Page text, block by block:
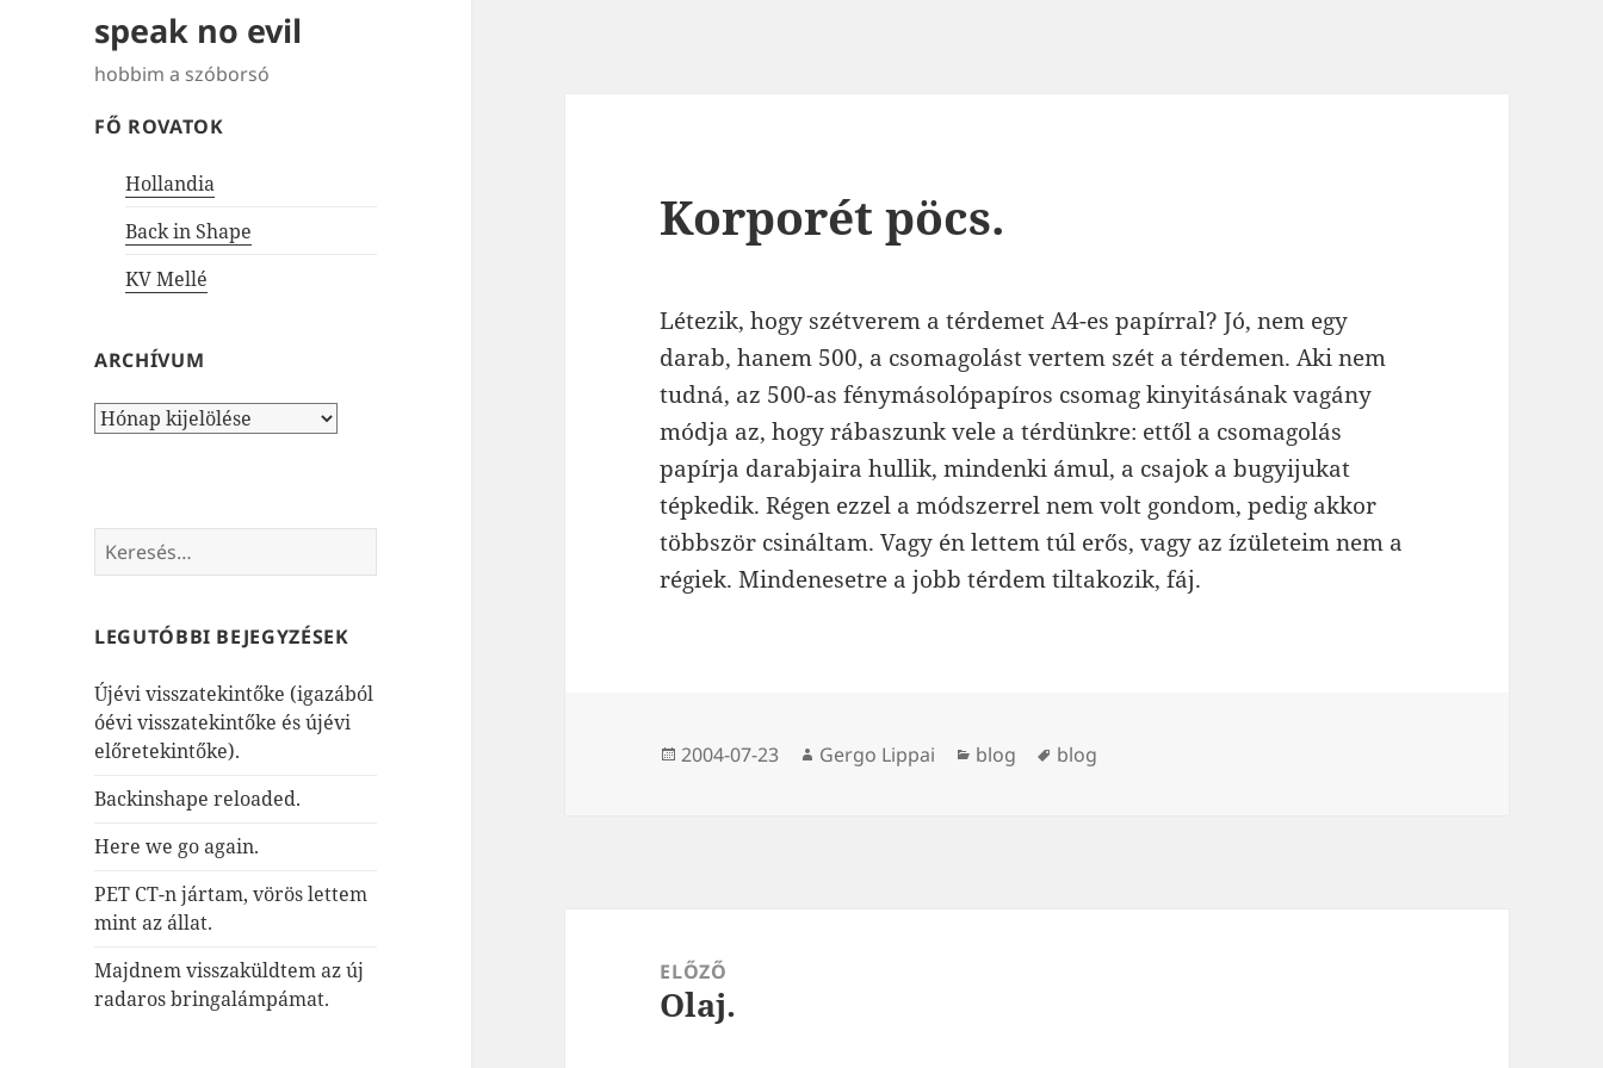
speak no evil
hobbim a szóborsó
FŐ ROVATOK
Hollandia
Back in Shape
KV Mellé
ARCHÍVUM
Archívum
Keresés:
LEGUTÓBBI BEJEGYZÉSEK
Újévi visszatekintőke (igazából
óévi visszatekintőke és újévi
előretekintőke).
Backinshape reloaded.
Here we go again.
PET CT-n jártam, vörös lettem
mint az állat.
Majdnem visszaküldtem az új
radaros bringalámpámat.
Korporét pöcs.
Létezik, hogy szétverem a térdemet A4-es papírral? Jó, nem egy
darab, hanem 500, a csomagolást vertem szét a térdemen. Aki nem
tudná, az 500-as fénymásolópapíros csomag kinyitásának vagány
módja az, hogy rábaszunk vele a térdünkre: ettől a csomagolás
papírja darabjaira hullik, mindenki ámul, a csajok a bugyijukat
tépkedik. Régen ezzel a módszerrel nem volt gondom, pedig akkor
többször csináltam. Vagy én lettem túl erős, vagy az ízületeim nem a
régiek. Mindenesetre a jobb térdem tiltakozik, fáj.
Közzétéve
2004-07-23 Szerző
Gergo Lippai Kategória
blog Címke
blog
navigációELŐZŐ
Korábbi
Olaj.